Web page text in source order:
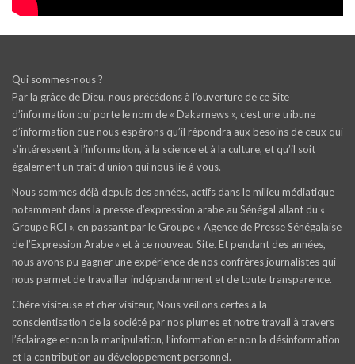
Qui sommes-nous ?
Par la grâce de Dieu, nous précédons à l’ouverture de ce Site
d’information qui porte le nom de « Dakarnews », c’est une tribune
d’information que nous espérons qu’il répondra aux besoins de ceux qui
s’intéressent à l’information, à la science et à la culture, et qu’il soit
également un trait d‘union qui nous lie à vous.
Nous sommes déjà depuis des années, actifs dans le milieu médiatique
notamment dans la presse d’expression arabe au Sénégal allant du «
Groupe RCI », en passant par le Groupe « Agence de Presse Sénégalaise
de l’Expression Arabe » et à ce nouveau Site. Et pendant des années,
nous avons pu gagner une expérience de nos confrères journalistes qui
nous permet de travailler indépendamment et de toute transparence.
Chère visiteuse et cher visiteur, Nous veillons certes à la
conscientisation de la société par nos plumes et notre travail à travers
l’éclairage et non la manipulation, l’information et non la désinformation
et la contribution au développement personnel.